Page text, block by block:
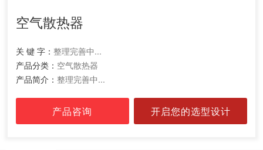
空气散热器
关 键 字： 整理完善中...
产品分类： 空气散热器
产品简介： 整理完善中...
产品咨询 开启您的选型设计